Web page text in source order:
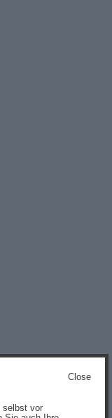
Close
selbst vor